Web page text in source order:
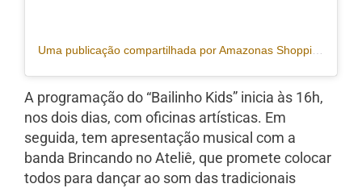
A programação do “Bailinho Kids” inicia às 16h,
nos dois dias, com oficinas artísticas. Em
seguida, tem apresentação musical com a
banda Brincando no Ateliê, que promete colocar
todos para dançar ao som das tradicionais